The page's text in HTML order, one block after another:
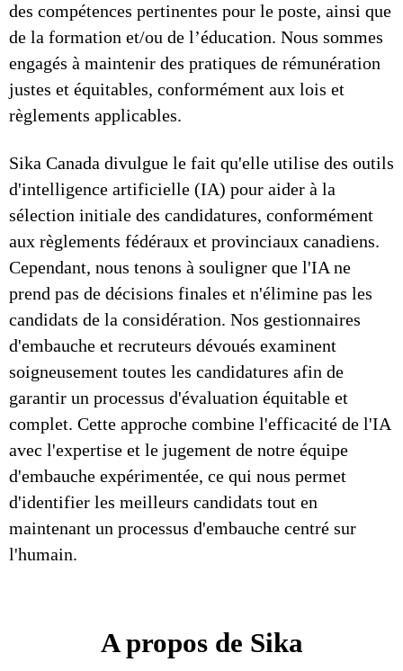
des compétences pertinentes pour le poste, ainsi que
de la formation et/ou de l’éducation. Nous sommes
engagés à maintenir des pratiques de rémunération
justes et équitables, conformément aux lois et
règlements applicables.
Sika Canada divulgue le fait qu'elle utilise des outils
d'intelligence artificielle (IA) pour aider à la
sélection initiale des candidatures, conformément
aux règlements fédéraux et provinciaux canadiens.
Cependant, nous tenons à souligner que l'IA ne
prend pas de décisions finales et n'élimine pas les
candidats de la considération. Nos gestionnaires
d'embauche et recruteurs dévoués examinent
soigneusement toutes les candidatures afin de
garantir un processus d'évaluation équitable et
complet. Cette approche combine l'efficacité de l'IA
avec l'expertise et le jugement de notre équipe
d'embauche expérimentée, ce qui nous permet
d'identifier les meilleurs candidats tout en
maintenant un processus d'embauche centré sur
l'humain.
A propos de Sika